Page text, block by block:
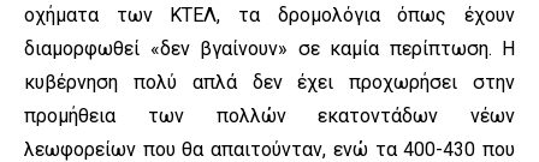
οχήματα των ΚΤΕΛ, τα δρομολόγια όπως έχουν
διαμορφωθεί «δεν βγαίνουν» σε καμία περίπτωση. Η
κυβέρνηση πολύ απλά δεν έχει προχωρήσει στην
προμήθεια των πολλών εκατοντάδων νέων
λεωφορείων που θα απαιτούνταν, ενώ τα 400-430 που